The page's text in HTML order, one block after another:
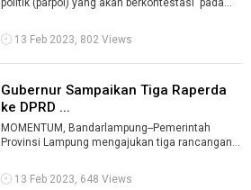
politik (parpol) yang akan berkontestasi pada
13 Feb 2023, 802 Views
Gubernur Sampaikan Tiga Raperda
ke DPRD ...
MOMENTUM, Bandarlampung--Pemerintah
Provinsi Lampung mengajukan tiga rancangan
Perwak ...
13 Feb 2023, 648 Views